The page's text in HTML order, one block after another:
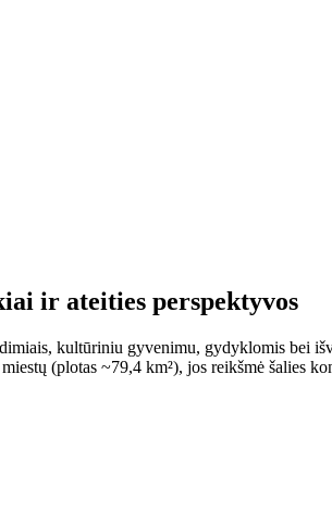
ir ateities perspektyvos
kultūriniu gyvenimu, gydyklomis bei
(plotas ~79,4 km²), jos reikšmė šalies